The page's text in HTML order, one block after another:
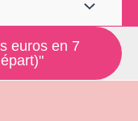
euros en 7